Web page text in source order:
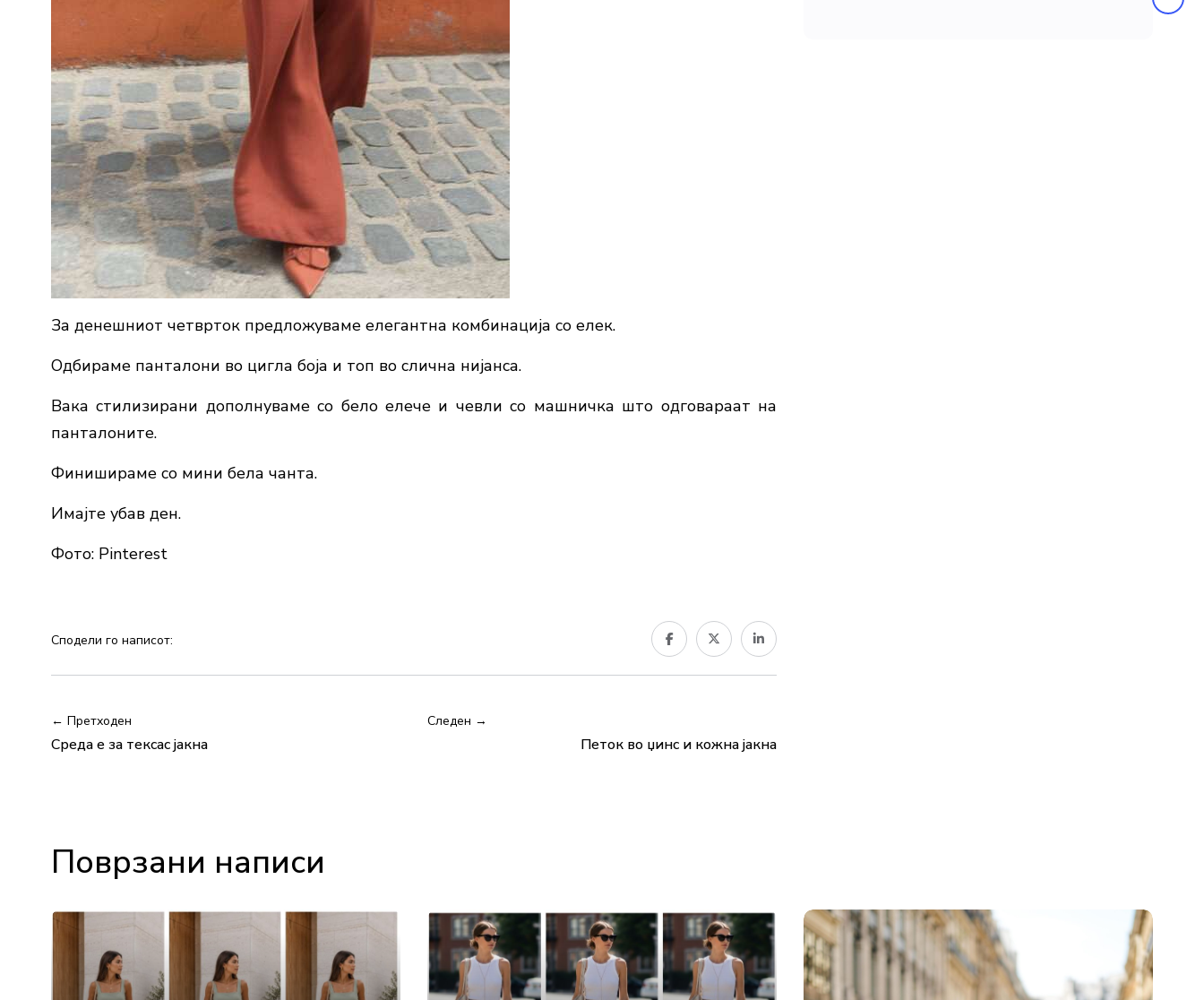
За денешниот четврток предложуваме елегантна комбинација со елек.
Одбираме панталони во цигла боја и топ во слична нијанса.
Вака стилизирани дополнуваме со бело елече и чевли со машничка што одговараат на
панталоните.
Финишираме со мини бела чанта.
Имајте убав ден.
Фото: Pinterest
Сподели го написот:
← Претходен
Среда е за тексас јакна
Следен →
Петок во џинс и кожна јакна
Поврзани написи